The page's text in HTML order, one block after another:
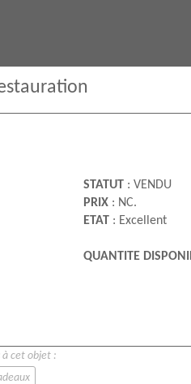
STATUT: VENDU
PRIX : NC.
ETAT: Excellent
QUANTITE
à cet objet :